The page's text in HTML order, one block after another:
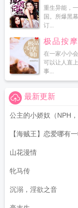
重生异能，
国。所爆黑
订...
极品按
在一家小小
可以让人直
事...
最新更新
公主的小娇奴（NPH，
【海贼王】恋爱哪有
山花漫情
牝马传
沉溺，淫欲之音